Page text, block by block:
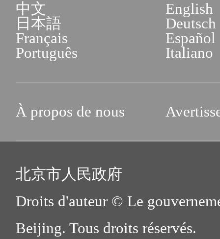
中文
English
日本語
Deutsch
Français
Español
Português
Italiano
À propos de nous
北京市人民政府
Droits d'auteur © Le
Beijing. Tous droits réservés.